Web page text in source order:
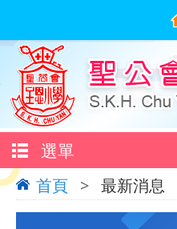
選單
首頁 > 最新消息